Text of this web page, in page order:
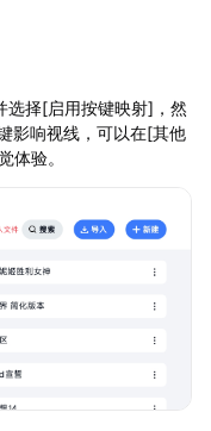
选择[启用按键映射]，然
影响视线，可以在[其他
体验。